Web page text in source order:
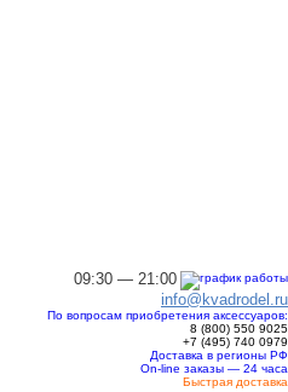
09:30 — 21:00
info@kvadrodel.ru
По вопросам приобретения аксессуаров:
8 (800) 550 9025
+7 (495) 740 0979
Доставка в регионы РФ
On-line заказы — 24 часа
Быстрая доставка